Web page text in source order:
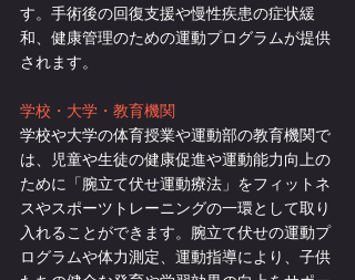
す。手術後の回復支援や慢性疾患の症状緩
和、健康管理のための運動プログラムが提供
されます。
学校・大学・教育機関
学校や大学の体育授業や運動部の教育機関で
は、児童や生徒の健康促進や運動能力向上の
ために「腕立て伏せ運動療法」をフィットネ
スやスポーツトレーニングの一環として取り
入れることができます。腕立て伏せの運動プ
ログラムや体力測定、運動指導により、子供